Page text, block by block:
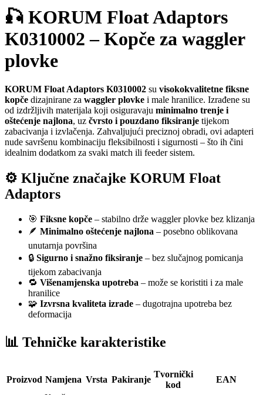
🎣 KORUM Float Adaptors
K0310002 – Kopče za waggler
plovke
KORUM Float Adaptors K0310002 su visokokvalitetne fiksne
kopče dizajnirane za waggler plovke i male hranilice. Izrađene su
od izdržljivih materijala koji osiguravaju minimalno trenje i
oštećenje najlona, uz čvrsto i pouzdano fiksiranje tijekom
zabacivanja i izvlačenja. Zahvaljujući preciznoj obradi, ovi adapteri
nude savršenu kombinaciju fleksibilnosti i sigurnosti – što ih čini
idealnim dodatkom za svaki match ili feeder sistem.
⚙️ Ključne značajke KORUM Float
Adaptors
🎯 Fiksne kopče – stabilno drže waggler plovke bez klizanja
🪶 Minimalno oštećenje najlona – posebno oblikovana
unutarnja površina
🔒 Sigurno i snažno fiksiranje – bez slučajnog pomicanja
tijekom zabacivanja
🔁 Višenamjenska upotreba – može se koristiti i za male
hranilice
🧩 Izvrsna kvaliteta izrade – dugotrajna upotreba bez
deformacija
📊 Tehničke karakteristike
Proizvod Namjena Vrsta Pakiranje
Tvornički
kod
EAN